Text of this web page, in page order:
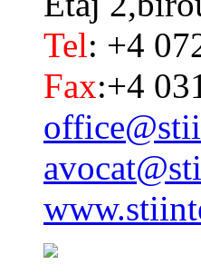
Tel: +4
Fax:+4